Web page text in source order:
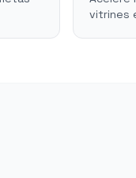
vitrines